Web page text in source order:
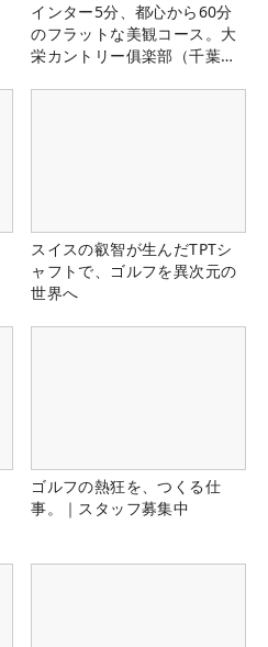
インター5分、都心から60分
のフラットな美観コース。大
栄カントリー俱楽部（千葉
スイスの叡智が生んだTPTシ
ャフトで、ゴルフを異次元の
世界へ
ゴルフの熱狂を、つくる仕
事。｜スタッフ募集中